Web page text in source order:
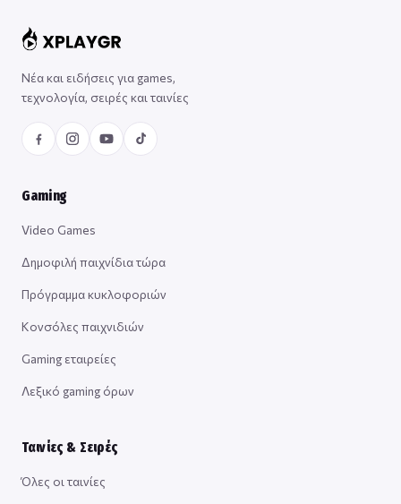
Νέα και ειδήσεις για games,
τεχνολογία, σειρές και ταινίες
Gaming
Video Games
Δημοφιλή παιχνίδια τώρα
Πρόγραμμα κυκλοφοριών
Κονσόλες παιχνιδιών
Gaming εταιρείες
Λεξικό gaming όρων
Ταινίες & Σειρές
Όλες οι ταινίες